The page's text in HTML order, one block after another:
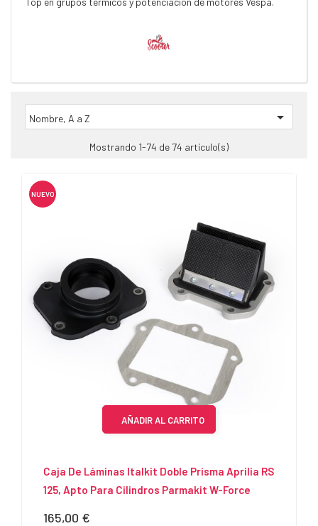
Nombre, A a Z 
Mostrando 1-74 de 74 artículo(s)
NUEVO
AÑADIR AL CARRITO
Caja De Láminas Italkit Doble Prisma Aprilia RS
125, Apto Para Cilindros Parmakit W-Force
Precio
165,00 €